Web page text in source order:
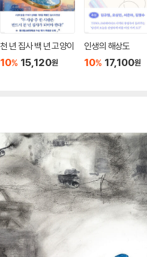
천 년 집사 백 년 고양이
10% 15,120원
인생의 해상도
10% 17,100원